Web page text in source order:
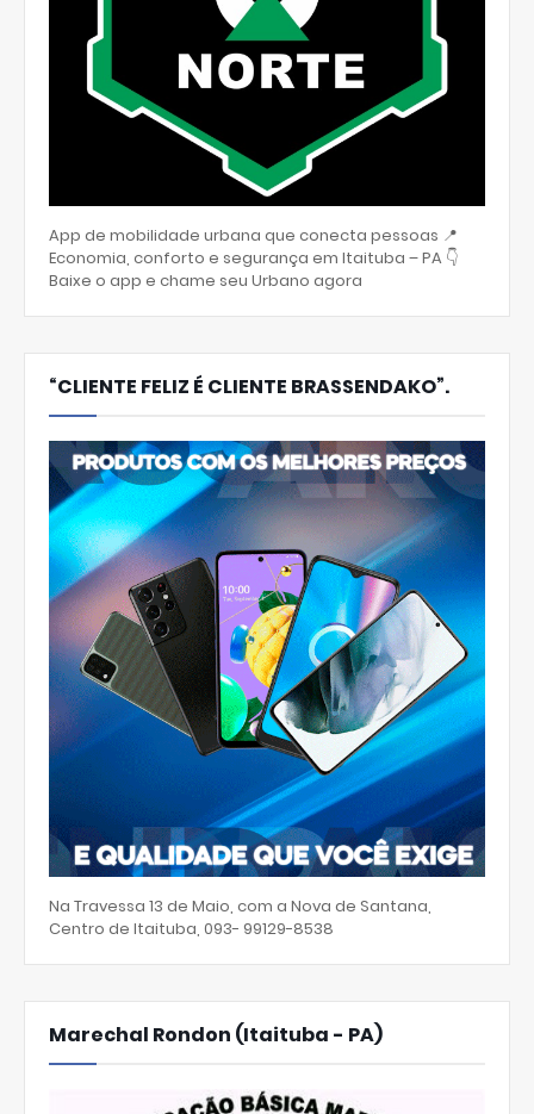
App de mobilidade urbana que conecta pessoas 📍
Economia, conforto e segurança em Itaituba – PA 👇
Baixe o app e chame seu Urbano agora
“CLIENTE FELIZ É CLIENTE BRASSENDAKO”.
Na Travessa 13 de Maio, com a Nova de Santana,
Centro de Itaituba, 093- 99129-8538
Marechal Rondon (Itaituba - PA)